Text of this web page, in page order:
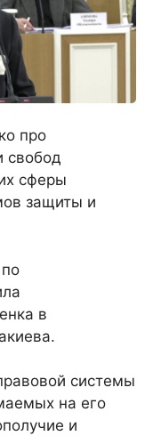
про
свобод
сферы
защиты и
в
системы
на его
и